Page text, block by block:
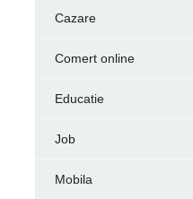
Cazare
Comert online
Educatie
Job
Mobila